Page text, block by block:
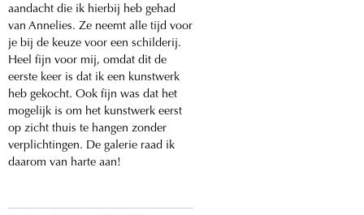
aandacht die ik hierbij heb gehad
van Annelies. Ze neemt alle tijd voor
je bij de keuze voor een schilderij.
Heel fijn voor mij, omdat dit de
eerste keer is dat ik een kunstwerk
heb gekocht. Ook fijn was dat het
mogelijk is om het kunstwerk eerst
op zicht thuis te hangen zonder
verplichtingen. De galerie raad ik
daarom van harte aan!